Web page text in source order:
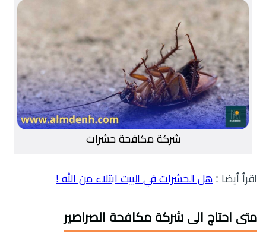
شركة مكافحة حشرات
اقرأ أيضا : هل الحشرات في البيت ابتلاء من الله !
متى احتاج الى شركة مكافحة الصراصير